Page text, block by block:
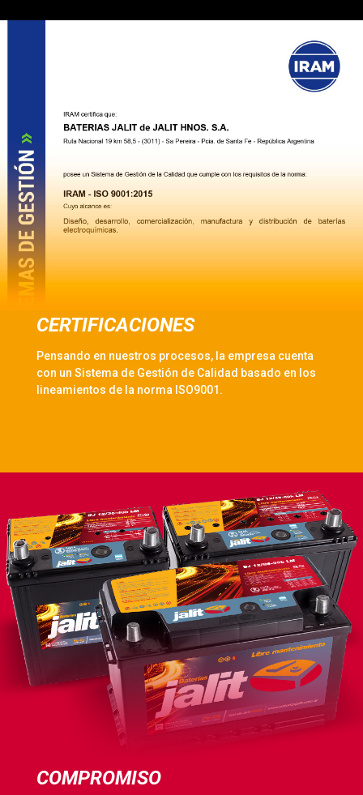
CERTIFICACIONES
Pensando en nuestros procesos, la empresa cuenta
con un Sistema de Gestión de Calidad basado en los
lineamientos de la norma ISO9001.
COMPROMISO